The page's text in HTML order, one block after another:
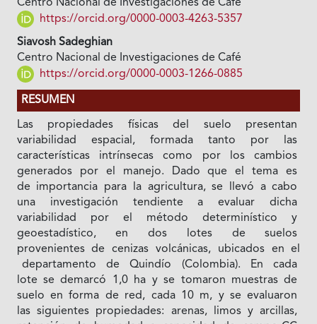
Centro Nacional de Investigaciones de Café
https://orcid.org/0000-0003-4263-5357
Siavosh Sadeghian
Centro Nacional de Investigaciones de Café
https://orcid.org/0000-0003-1266-0885
RESUMEN
Las propiedades físicas del suelo presentan
variabilidad espacial, formada tanto por las
características intrínsecas como por los cambios
generados por el manejo. Dado que el tema es
de importancia para la agricultura, se llevó a cabo
una investigación tendiente a evaluar dicha
variabilidad por el método determinístico y
geoestadístico, en dos lotes de suelos
provenientes de cenizas volcánicas, ubicados en el
departamento de Quindío (Colombia). En cada
lote se demarcó 1,0 ha y se tomaron muestras de
suelo en forma de red, cada 10 m, y se evaluaron
las siguientes propiedades: arenas, limos y arcillas,